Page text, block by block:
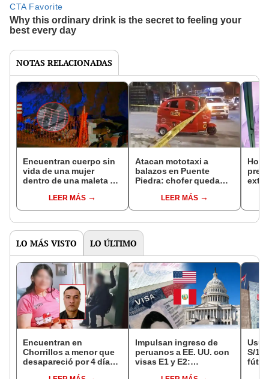
NOTAS RELACIONADAS
Encuentran cuerpo sin
vida de una mujer
dentro de una maleta en
LEER MÁS
Atacan mototaxi a
balazos en Puente
Piedra: chofer queda
bebé están no habidos
LEER MÁS
que
LO MÁS VISTO LO ÚLTIMO
Encuentran en
Chorrillos a menor que
desapareció por 4 días
Impulsan ingreso de
peruanos a EE. UU. con
visas E1 y E2:
S/